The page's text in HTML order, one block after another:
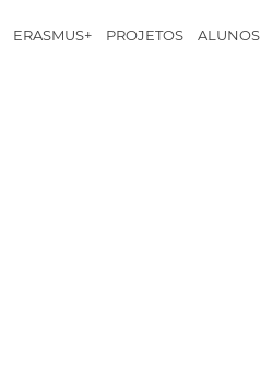
ERASMUS+ PROJETOS ALUNOS